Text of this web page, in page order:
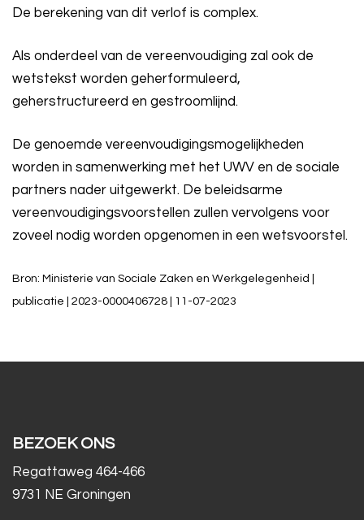
De berekening van dit verlof is complex.
Als onderdeel van de vereenvoudiging zal ook de
wetstekst worden geherformuleerd,
geherstructureerd en gestroomlijnd.
De genoemde vereenvoudigingsmogelijkheden
worden in samenwerking met het UWV en de sociale
partners nader uitgewerkt. De beleidsarme
vereenvoudigingsvoorstellen zullen vervolgens voor
zoveel nodig worden opgenomen in een wetsvoorstel.
Bron: Ministerie van Sociale Zaken en Werkgelegenheid |
publicatie | 2023-0000406728 | 11-07-2023
BEZOEK ONS
Regattaweg 464-466
9731 NE Groningen